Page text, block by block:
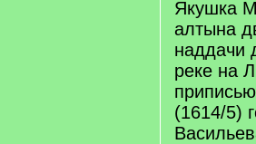
Якушка
алтына
наддачи
реке на
(1614/5)